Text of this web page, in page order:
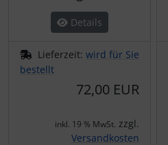
Details
Lieferzeit: wird für Sie
bestellt
72,00 EUR
inkl. 19 % MwSt. zzgl.
Versandkosten